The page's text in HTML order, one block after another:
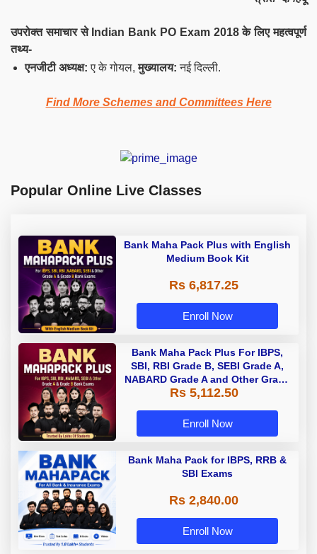
उपरोक्त समाचार से Indian Bank PO Exam 2018 के लिए महत्वपूर्ण
तथ्य-
एनजीटी अध्यक्ष: ए के गोयल,मुख्यालय: नई दिल्ली.
Find More Schemes and Committees Here
Popular Online Live Classes
Bank Maha Pack Plus with English
Medium Book Kit
Rs 6,817.25
Enroll Now
Bank Maha Pack Plus For IBPS,
SBI, RBI Grade B, SEBI Grade A,
NABARD Grade A and Other Grade
A & Grade B Bank Exams
Rs 5,112.50
Enroll Now
Bank Maha Pack for IBPS, RRB &
SBI Exams
Rs 2,840.00
Enroll Now